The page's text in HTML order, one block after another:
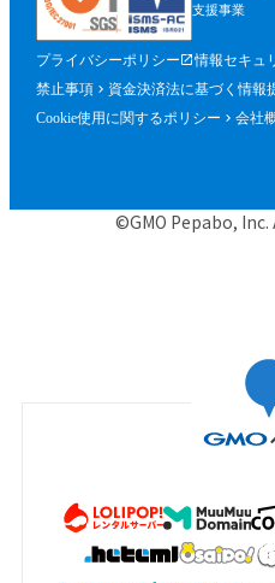
支援事業
プライバシーポリシー 情報セキュ
禁止事項
資金決済法に基づく情報
Cookie使用に関するポリシー
会社
©GMO Pepabo,